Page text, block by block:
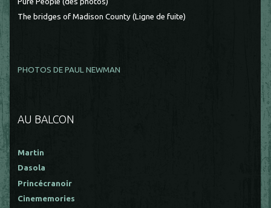
The bridges of Madison County (Ligne de fuite)
PHOTOS DE PAUL NEWMAN
AU BALCON
Martin
Dasola
Princécranoir
Cinememories